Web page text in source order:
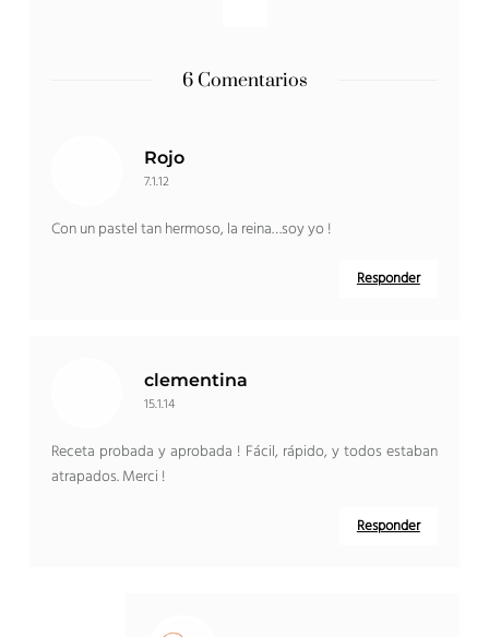
6 Comentarios
Rojo
7.1.12
Con un pastel tan hermoso, la reina…soy yo !
Responder
clementina
15.1.14
Receta probada y aprobada ! Fácil, rápido, y todos estaban
atrapados. Merci !
Responder